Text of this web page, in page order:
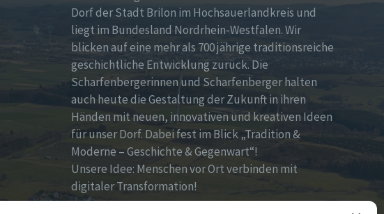
Dorf der Stadt Brilon im Hochsauerlandkreis und
liegt im Bundesland Nordrhein-Westfalen. Wir
blicken auf eine mehr als 700 jährige traditionsreiche
geschichtliche Entwicklung zurück. Die
Scharfenbergerinnen und Scharfenberger halten
auch heute die Gestaltung der Zukunft in ihren
Händen mit neuen, innovativen und kreativen Ideen
für unser Dorf. Dabei fest im Blick „Tradition &
Moderne – Geschichte & Gegenwart“!
Unsere Idee: Menschen vor Ort verbinden mit
digitaler Transformation!